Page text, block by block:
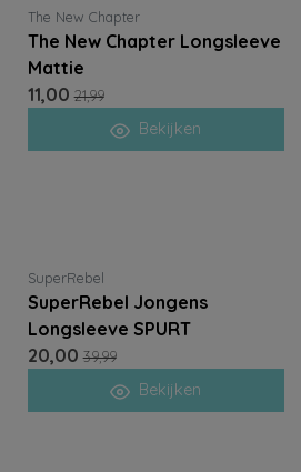
The New Chapter
The New Chapter Longsleeve
Mattie
11,00 21,99
Bekijken
SuperRebel
SuperRebel Jongens
Longsleeve SPURT
20,00 39,99
Bekijken